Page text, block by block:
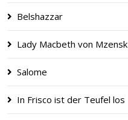
Belshazzar
Lady Macbeth von Mzensk
Salome
In Frisco ist der Teufel los